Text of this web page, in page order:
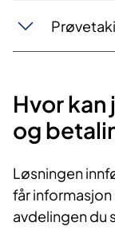
Hvor kan
og
Løsningen
får
avdelingen du